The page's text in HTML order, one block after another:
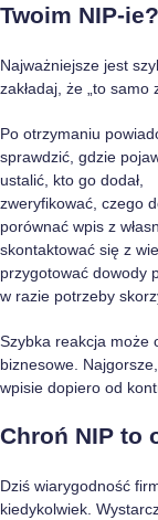
Twoim NIP-ie?
Najważniejsze jest
zakładaj, że „to samo
Po otrzymaniu
sprawdzić, gdzie
ustalić, kto go dodał,
zweryfikować, czego
porównać wpis z
skontaktować się z
przygotować dowody
w razie potrzeby
Szybka reakcja może
biznesowe.
wpisie dopiero od
Chroń NIP to
Dziś wiarygodność
kiedykolwiek.